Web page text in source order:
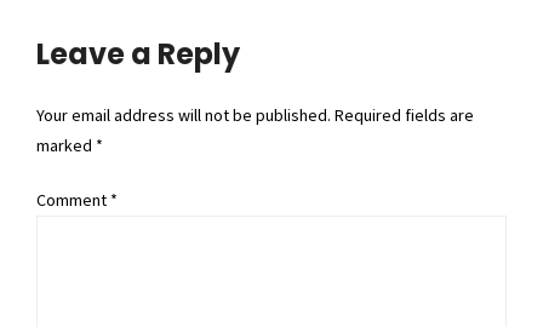
Leave a Reply
Your email address will not be published. Required fields are
marked *
Comment *